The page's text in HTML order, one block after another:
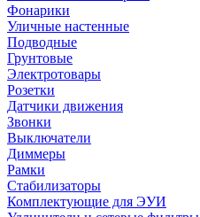
Фонарики
Уличные настенные
Подводные
Грунтовые
Электротовары
Розетки
Датчики движения
Звонки
Выключатели
Диммеры
Рамки
Стабилизаторы
Комплектующие для ЭУИ